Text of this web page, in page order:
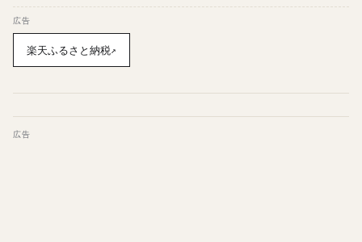
広告
楽天ふるさと納税↗
広告